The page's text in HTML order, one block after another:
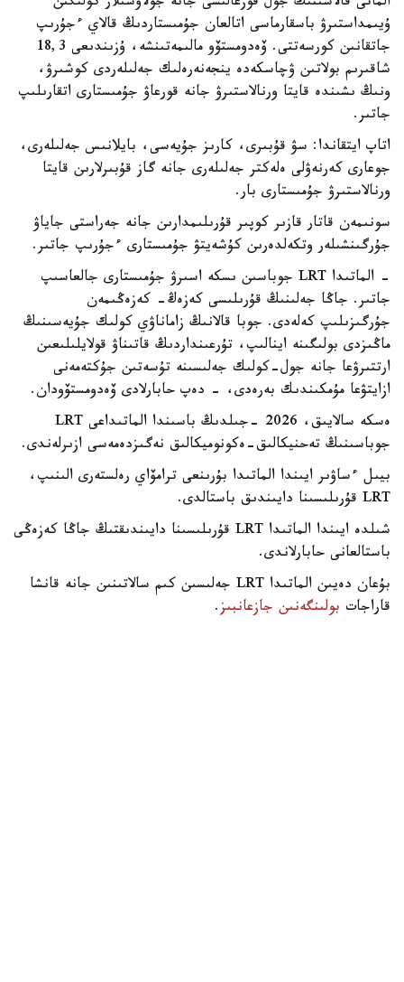
ۇيىمداستىرۋ باسقارماسى اتالعان جۇمىستاردىڭ قالاي ءجۇرىپ
جاتقانىن كورسەتتى. ۆەدومستۆو مالىمەتىنشە، ۇزىندىعى 18,3
شاقىرىم بولاتىن ۋچاسكەدە ينجەنەرەلىك جەلىلەردى كوشىرۋ،
ونىڭ ىشىندە قايتا ورنالاستىرۋ جانە قورعاۋ جۇمىستارى اتقارىلىپ
جاتىر.
اتاپ ايتقاندا: سۋ قۇبىرى، كارىز جۇيەسى، بايلانىس جەلىلەرى،
جوعارى كەرنەۋلى ەلەكتر جەلىلەرى جانە گاز قۇبىرلارىن قايتا
ورنالاستىرۋ جۇمىستارى بار.
سونىمەن قاتار قازىر كوپىر قۇرىلىمدارىن جانە جەراستى جاياۋ
جۇرگىنشىلەر وتكەلدەرىن كۇشەيتۋ جۇمىستارى ءجۇرىپ جاتىر.
- الماتىدا LRT جوباسىن ىسكە اسىرۋ جۇمىستارى جالعاسىپ
جاتىر. جاڭا جەلىنىڭ قۇرىلىسى كەزەڭ- كەزەڭىمەن
جۇرگىزىلىپ كەلەدى. جوبا قالانىڭ زاماناۋي كولىك جۇيەسىنىڭ
ماڭىزدى بولىگىنە اينالىپ، تۇرعىنداردىڭ قاتىناۋ قولايلىلىعىن
ارتتىرۋعا جانە جول-كولىك جەلىسىنە تۇسەتىن جۇكتەمەنى
ازايتۋعا مۇمكىندىك بەرەدى، - دەپ حابارلادى ۆەدومستۆودان.
ەسكە سالايىق، 2026 -جىلدىڭ باسىندا الماتىداعى LRT
جوباسىنىڭ تەحنيكالىق-ەكونوميكالىق نەگىزدەمەسى ازىرلەندى.
بيىل ءساۋىر ايىندا الماتىدا بۇرىنعى ترامۆاي رەلستەرى الىنىپ،
LRT قۇرىلىسىنا دايىندىق باستالدى.
شىلدە ايىندا الماتىدا LRT قۇرىلىسىنا دايىندىقتىڭ جاڭا كەزەڭى
باستالعانى حابارلاندى.
بۇعان دەيىن الماتىدا LRT جەلىسىن كىم سالاتىنىن جانە قانشا
قاراجات بولىنگەنىن جازعانبىز.